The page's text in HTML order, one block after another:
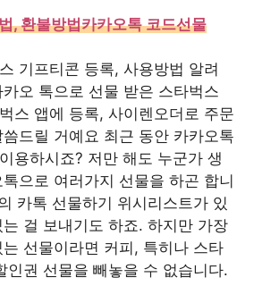
, 환불방법카카오톡 코드선물
기프티콘 등록, 사용방법 알려
오 톡으로 선물 받은 스타벅스
스 앱에 등록, 사이렌오더로 주문
드릴 거예요 최근 동안 카카오톡
용하시죠? 저만 해도 누군가 생
으로 여러가지 선물을 하곤 합니
카톡 선물하기 위시리스트가 있
걸 보내기도 하죠. 하지만 가장
선물이라면 커피, 특히나 스타
인권 선물을 빼놓을 수 없습니다.